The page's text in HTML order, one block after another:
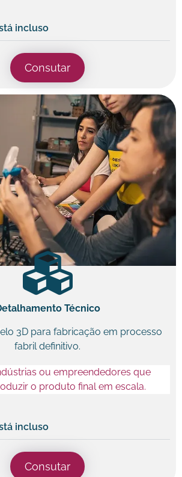
incluso
Consutar
Técnico
3D para fabricação em processo
fabril definitivo.
ou empreendedores que
o produto final em escala.
incluso
Consutar